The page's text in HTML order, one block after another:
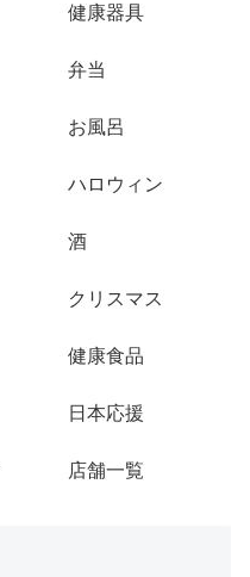
健康器具
弁当
お風呂
ハロウィン
酒
クリスマス
健康食品
日本応援
店舗一覧